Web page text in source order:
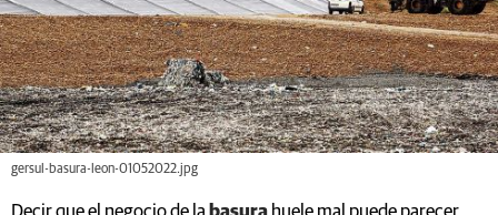
gersul-basura-leon-01052022.jpg